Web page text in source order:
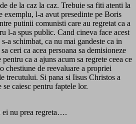
de la caz la caz. Trebuie sa fiti atenti la
exemplu, l-a avut presedinte pe Boris
putinii comunisti care au regretat ca a
l-a spus public. Cand cineva face acest
a schimbat, ca nu mai gandeste ca in
ceri ca acea persoana sa demisioneze
ca a ajuns acum sa regrete ceea ce
chestiune de reevaluare a propriei
trecutului. Si pana si Iisus Christos a
caiesc pentru faptele lor.
ei nu prea regreta….